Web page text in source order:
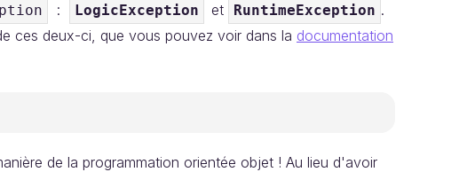
: LogicException et RuntimeException .
ces deux-ci, que vous pouvez voir dans la documentation
de la programmation orientée objet ! Au lieu d'avoir